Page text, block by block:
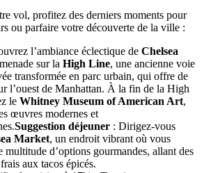
vol, profitez des derniers moments pour
ou parfaire votre découverte de la ville :
l’ambiance éclectique de Chelsea
sur la High Line, une ancienne voie
transformée en parc urbain, qui offre de
l’ouest de Manhattan. À la fin de la High
le Whitney Museum of American Art,
œuvres modernes et
Suggestion déjeuner : Dirigez-vous
Market, un endroit vibrant où vous
multitude d’options gourmandes, allant des
aux tacos épicés.